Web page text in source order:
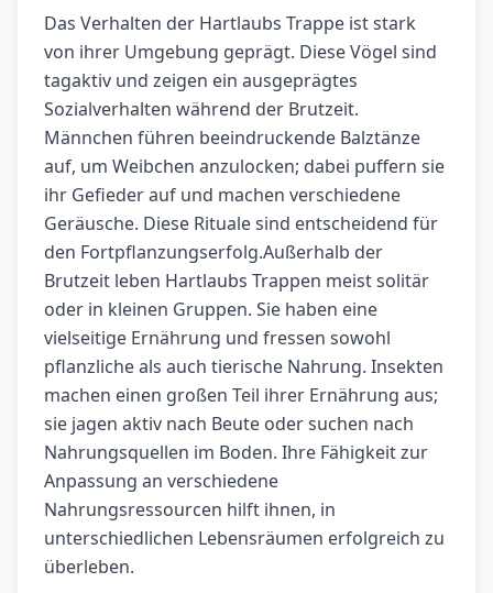
Das Verhalten der Hartlaubs Trappe ist stark
von ihrer Umgebung geprägt. Diese Vögel sind
tagaktiv und zeigen ein ausgeprägtes
Sozialverhalten während der Brutzeit.
Männchen führen beeindruckende Balztänze
auf, um Weibchen anzulocken; dabei puffern sie
ihr Gefieder auf und machen verschiedene
Geräusche. Diese Rituale sind entscheidend für
den Fortpflanzungserfolg.Außerhalb der
Brutzeit leben Hartlaubs Trappen meist solitär
oder in kleinen Gruppen. Sie haben eine
vielseitige Ernährung und fressen sowohl
pflanzliche als auch tierische Nahrung. Insekten
machen einen großen Teil ihrer Ernährung aus;
sie jagen aktiv nach Beute oder suchen nach
Nahrungsquellen im Boden. Ihre Fähigkeit zur
Anpassung an verschiedene
Nahrungsressourcen hilft ihnen, in
unterschiedlichen Lebensräumen erfolgreich zu
überleben.